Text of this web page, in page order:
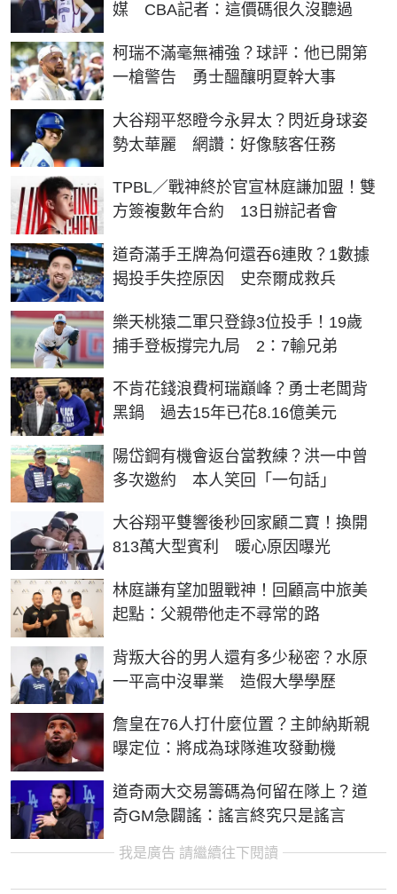
媒 CBA記者：這價碼很久沒聽過
柯瑞不滿毫無補強？球評：他已開第
一槍警告 勇士醞釀明夏幹大事
大谷翔平怒瞪今永昇太？閃近身球姿
勢太華麗 網讚：好像駭客任務
TPBL／戰神終於官宣林庭謙加盟！雙
方簽複數年合約 13日辦記者會
道奇滿手王牌為何還吞6連敗？1數據
揭投手失控原因 史奈爾成救兵
樂天桃猿二軍只登錄3位投手！19歲
捕手登板撐完九局 2：7輸兄弟
不肯花錢浪費柯瑞巔峰？勇士老闆背
黑鍋 過去15年已花8.16億美元
陽岱鋼有機會返台當教練？洪一中曾
多次邀約 本人笑回「一句話」
大谷翔平雙響後秒回家顧二寶！換開
813萬大型賓利 暖心原因曝光
林庭謙有望加盟戰神！回顧高中旅美
起點：父親帶他走不尋常的路
背叛大谷的男人還有多少秘密？水原
一平高中沒畢業 造假大學學歷
詹皇在76人打什麼位置？主帥納斯親
曝定位：將成為球隊進攻發動機
道奇兩大交易籌碼為何留在隊上？道
奇GM急闢謠：謠言終究只是謠言
我是廣告 請繼續往下閱讀